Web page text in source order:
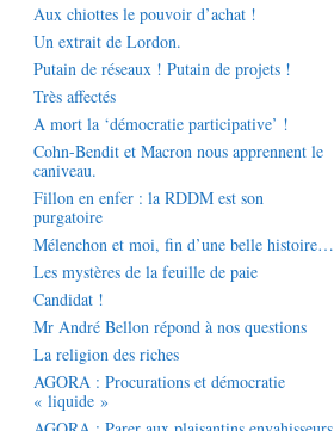
Aux chiottes le pouvoir d’achat !
Un extrait de Lordon.
Putain de réseaux ! Putain de projets !
Très affectés
A mort la ‘démocratie participative’ !
Cohn-Bendit et Macron nous apprennent le
caniveau.
Fillon en enfer : la RDDM est son
purgatoire
Mélenchon et moi, fin d’une belle histoire…
Les mystères de la feuille de paie
Candidat !
Mr André Bellon répond à nos questions
La religion des riches
AGORA : Procurations et démocratie
« liquide »